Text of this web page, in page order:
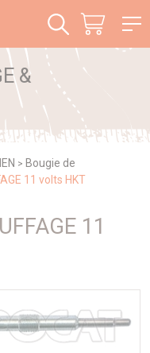
&
> Bougie de
11 volts HKT
11